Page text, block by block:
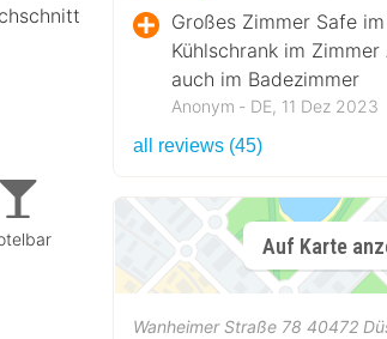
Großes Zimmer Safe
Kühlschrank im
auch im Badezimmer
Anonym ‐ DE, 11 Dez 2023
all reviews (45)
Auf Karte
Wanheimer Straße 78 40472